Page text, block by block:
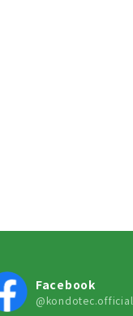
Facebook
@kondotec.official